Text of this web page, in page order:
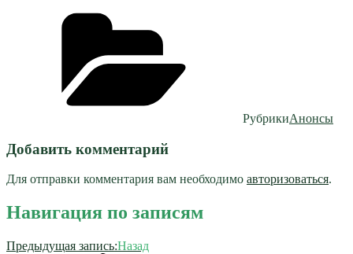
РубрикиАнонсы
Добавить комментарий
Для отправки комментария вам необходимо авторизоваться.
Навигация по записям
Предыдущая запись:Назад